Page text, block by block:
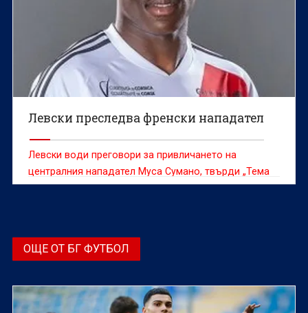
Левски преследва френски нападател
Левски води преговори за привличането на
централния нападател Муса Сумано, твърди „Тема
Спорт“.
ОЩЕ ОТ БГ ФУТБОЛ